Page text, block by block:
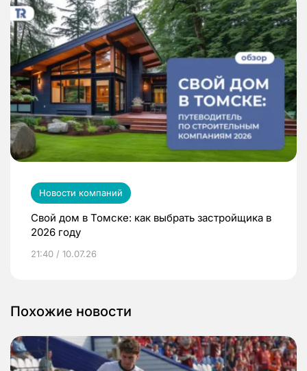
Новости компаний
Свой дом в Томске: как выбрать застройщика в
2026 году
21:40 / 10.07.26
Похожие новости